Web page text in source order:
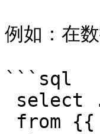
例如：在
```sql